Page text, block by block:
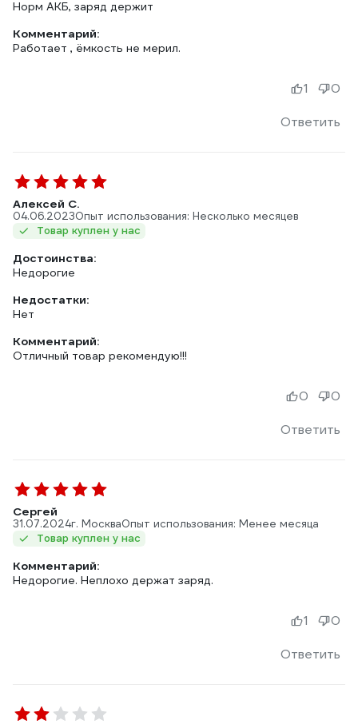
Норм АКБ, заряд держит
Комментарий:
Работает , ёмкость не мерил.
Ответить
1 0
Алексей С.
04.06.2023Опыт использования: Несколько месяцев
Товар куплен у нас
Достоинства:
Недорогие
Недостатки:
Нет
Комментарий:
Отличный товар рекомендую!!!
Ответить
0 0
Сергей
31.07.2024г. МоскваОпыт использования: Менее месяца
Товар куплен у нас
Комментарий:
Недорогие. Неплохо держат заряд.
Ответить
1 0